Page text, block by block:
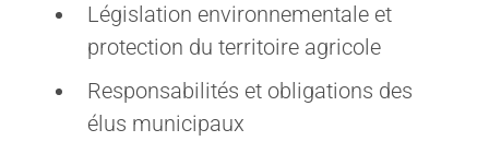
Législation environnementale et
protection du territoire agricole
Responsabilités et obligations des
élus municipaux